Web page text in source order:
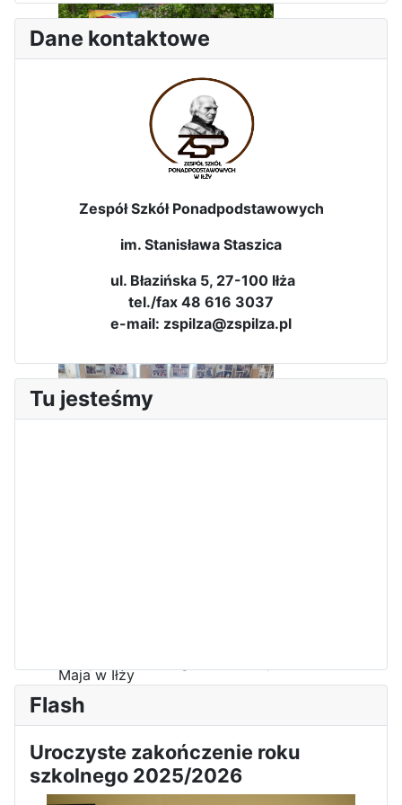
Dni Leśmianowskie 2026
I Olimpiada Klas Mundurowych
Maja w Iłży
Dane kontaktowe
Zespół Szkół Ponadpodstawowych
im. Stanisława Staszica
ul. Błazińska 5, 27-100 Iłża
tel./fax 48 616 3037
e-mail: zspilza@zspilza.pl
Tu jesteśmy
Flash
Uroczyste zakończenie roku
szkolnego 2025/2026